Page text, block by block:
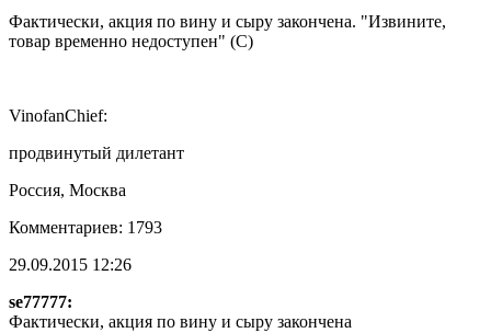
Фактически, акция по вину и сыру закончена. "Извините,
товар временно недоступен" (С)
VinofanChief:
продвинутый дилетант
Россия, Москва
Комментариев: 1793
29.09.2015 12:26
se77777:
Фактически, акция по вину и сыру закончена